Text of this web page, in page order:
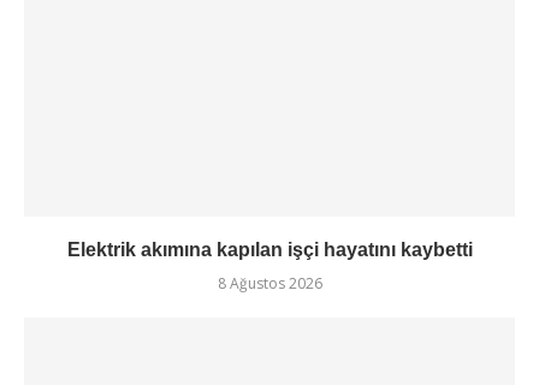
Elektrik akımına kapılan işçi hayatını kaybetti
8 Ağustos 2026